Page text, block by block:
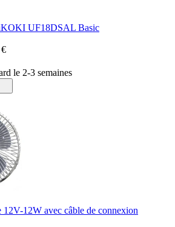
UF18DSAL Basic
le 2-3 semaines
12V-12W avec câble de connexion